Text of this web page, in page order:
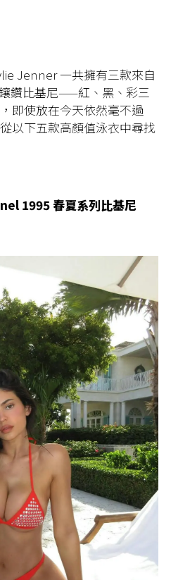
Jenner 一共擁有三款來自
鑽比基尼——紅、黑、彩三
即使放在今天依然毫不過
以下五款高顏值泳衣中尋找
1995 春夏系列比基尼